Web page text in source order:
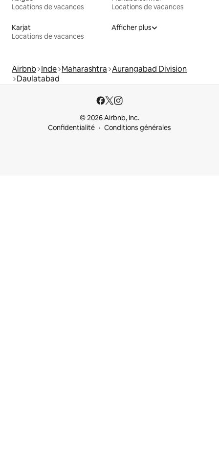
Locations de vacances
Locations de vacances
Karjat
Locations de vacances
Afficher plus
Airbnb Inde Maharashtra Aurangabad Division
Daulatabad
© 2026 Airbnb, Inc.
Confidentialité
Conditions générales